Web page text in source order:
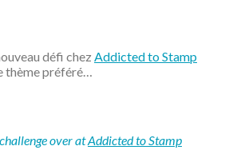
défi chez Addicted to Stamp
thème préféré…
over atAddicted to Stamp